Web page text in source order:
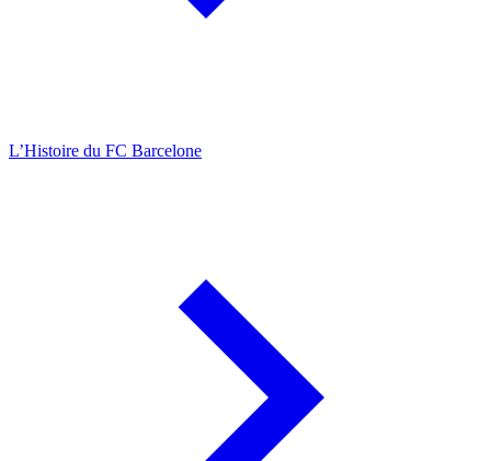
L’Histoire du FC Barcelone